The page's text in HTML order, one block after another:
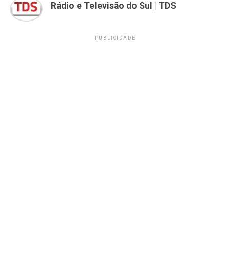
Rádio e Televisão do Sul | TDS
PUBLICIDADE